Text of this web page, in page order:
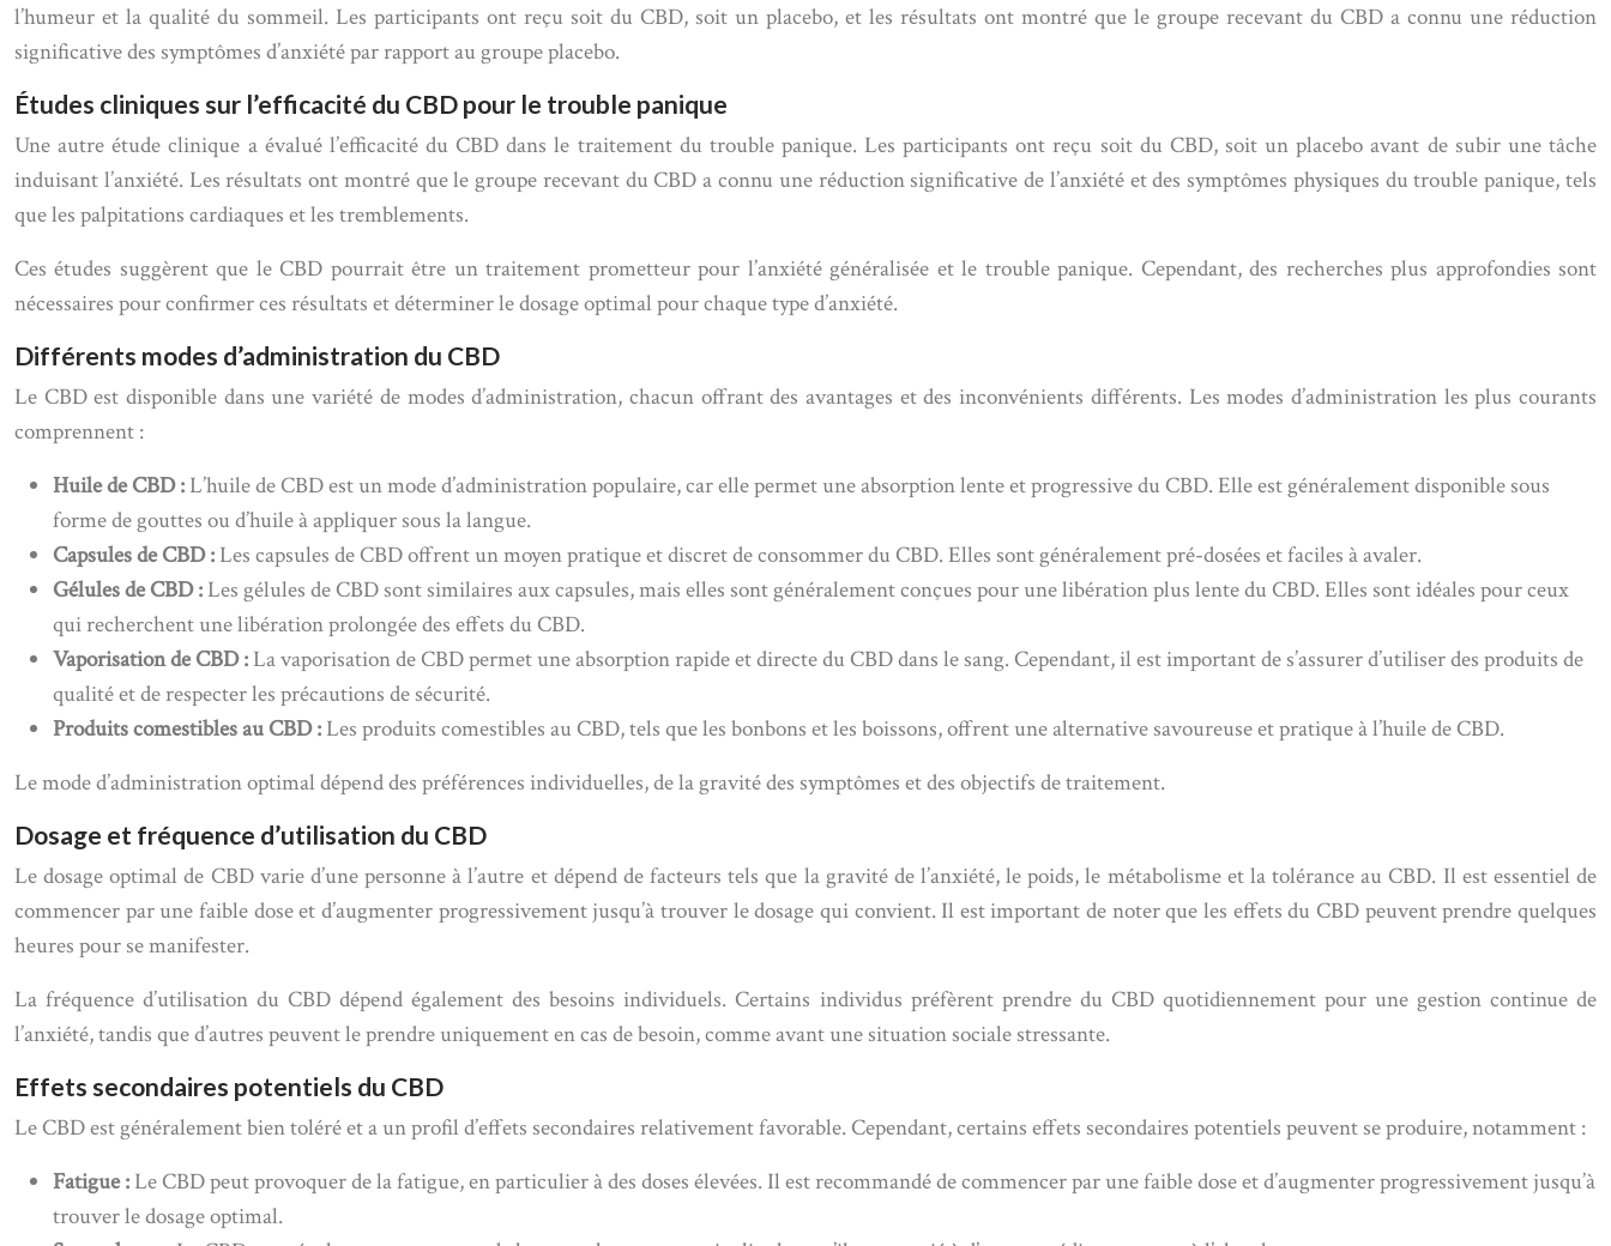
l’humeur et la qualité du sommeil. Les participants ont reçu soit du CBD, soit un placebo, et les résultats ont montré que le groupe recevant du CBD a connu une réduction
significative des symptômes d’anxiété par rapport au groupe placebo.
Études cliniques sur l’efficacité du CBD pour le trouble panique
Une autre étude clinique a évalué l’efficacité du CBD dans le traitement du trouble panique. Les participants ont reçu soit du CBD, soit un placebo avant de subir une tâche
induisant l’anxiété. Les résultats ont montré que le groupe recevant du CBD a connu une réduction significative de l’anxiété et des symptômes physiques du trouble panique, tels
que les palpitations cardiaques et les tremblements.
Ces études suggèrent que le CBD pourrait être un traitement prometteur pour l’anxiété généralisée et le trouble panique. Cependant, des recherches plus approfondies sont
nécessaires pour confirmer ces résultats et déterminer le dosage optimal pour chaque type d’anxiété.
Différents modes d’administration du CBD
Le CBD est disponible dans une variété de modes d’administration, chacun offrant des avantages et des inconvénients différents. Les modes d’administration les plus courants
comprennent :
Huile de CBD : L’huile de CBD est un mode d’administration populaire, car elle permet une absorption lente et progressive du CBD. Elle est généralement disponible sous
forme de gouttes ou d’huile à appliquer sous la langue.
Capsules de CBD : Les capsules de CBD offrent un moyen pratique et discret de consommer du CBD. Elles sont généralement pré-dosées et faciles à avaler.
Gélules de CBD : Les gélules de CBD sont similaires aux capsules, mais elles sont généralement conçues pour une libération plus lente du CBD. Elles sont idéales pour ceux
qui recherchent une libération prolongée des effets du CBD.
Vaporisation de CBD : La vaporisation de CBD permet une absorption rapide et directe du CBD dans le sang. Cependant, il est important de s’assurer d’utiliser des produits de
qualité et de respecter les précautions de sécurité.
Produits comestibles au CBD : Les produits comestibles au CBD, tels que les bonbons et les boissons, offrent une alternative savoureuse et pratique à l’huile de CBD.
Le mode d’administration optimal dépend des préférences individuelles, de la gravité des symptômes et des objectifs de traitement.
Dosage et fréquence d’utilisation du CBD
Le dosage optimal de CBD varie d’une personne à l’autre et dépend de facteurs tels que la gravité de l’anxiété, le poids, le métabolisme et la tolérance au CBD. Il est essentiel de
commencer par une faible dose et d’augmenter progressivement jusqu’à trouver le dosage qui convient. Il est important de noter que les effets du CBD peuvent prendre quelques
heures pour se manifester.
La fréquence d’utilisation du CBD dépend également des besoins individuels. Certains individus préfèrent prendre du CBD quotidiennement pour une gestion continue de
l’anxiété, tandis que d’autres peuvent le prendre uniquement en cas de besoin, comme avant une situation sociale stressante.
Effets secondaires potentiels du CBD
Le CBD est généralement bien toléré et a un profil d’effets secondaires relativement favorable. Cependant, certains effets secondaires potentiels peuvent se produire, notamment :
Fatigue : Le CBD peut provoquer de la fatigue, en particulier à des doses élevées. Il est recommandé de commencer par une faible dose et d’augmenter progressivement jusqu’à
trouver le dosage optimal.